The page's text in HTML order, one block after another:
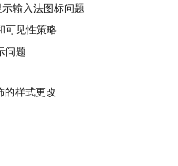
输入法图标问题
可见性策略
问题
的样式更改